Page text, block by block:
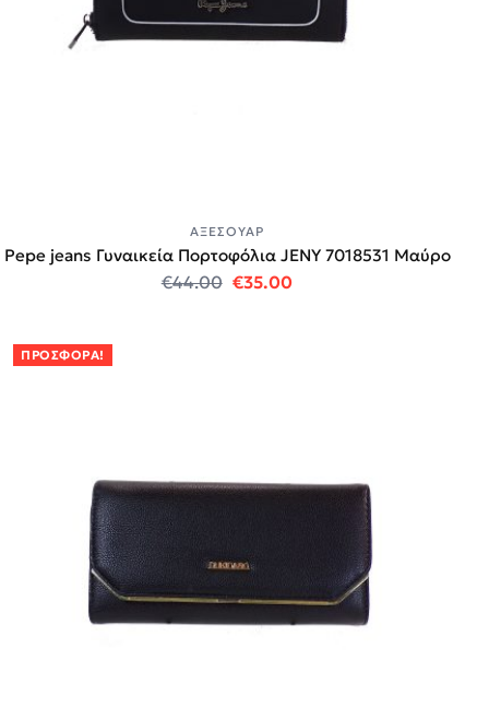
ΑΞΕΣΟΥΆΡ
Pepe jeans Γυναικεία Πορτοφόλια JENY 7018531 Μαύρο
€44.00 Original price was: €44.00.
€35.00Η τρέχουσα τιμή
ΠΡΟΣΦΟΡΆ!